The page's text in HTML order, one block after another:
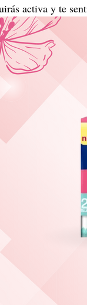
activa y te